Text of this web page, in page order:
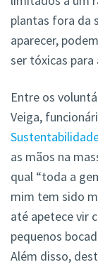
plantas fora da
aparecer,
ser tóxicas para
Entre os
Veiga,
as mãos na
qual “toda a
mim tem sido
até apetece vir
pequenos
Além disso,